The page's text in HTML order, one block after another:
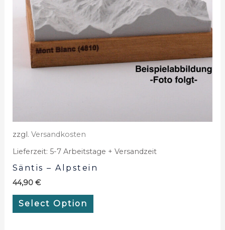
zzgl. Versandkosten
Lieferzeit: 5-7 Arbeitstage + Versandzeit
Säntis – Alpstein
44,90 €
Select Option